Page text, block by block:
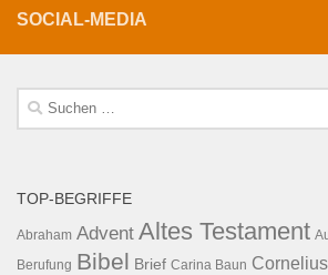
SOCIAL-MEDIA
Suche
nach:
TOP-BEGRIFFE
Abraham Advent Altes Testament
Berufung Bibel Brief Carina Baun